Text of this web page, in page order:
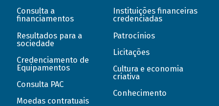
Consulta a
financiamentos
Resultados para a
sociedade
Credenciamento de
Equipamentos
Consulta PAC
Moedas contratuais
Instituições financeiras
credenciadas
Patrocínios
Licitações
Cultura e economia
criativa
Conhecimento